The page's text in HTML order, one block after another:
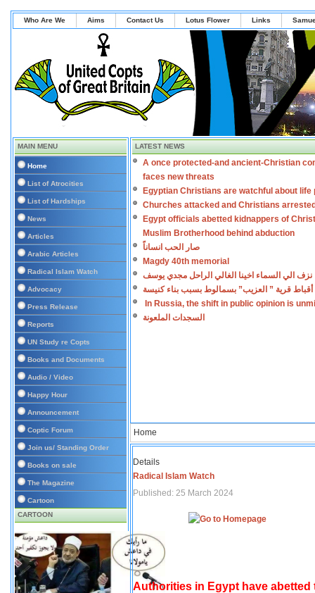
Who Are We Aims Contact Us Lotus Flower Links
MAIN MENU
Home
List of Atrocities
List of Hardships
News
Articles
Arabic Articles
Radical Islam Watch
Advocacy
Press Release
Reports
UN Study re Copts
Books and Documents
Audio / Video
Happy Hour
Announcement
Coptic Forum
Join us/ Standing Order
Books on sale
The Magazine
Cartoon
CARTOON
LATEST NEWS
A once protected-and ancient-Christian
faces new threats
Egyptian Christians are watchful about life
Churches attacked and Christians
Egypt officials abetted kidnappers of
Muslim Brotherhood behind abduction
صار الحب انساناً
Magdy 40th memorial
نزف الي السماء اخينا الغالي الراحل مجدي يوسف
أقباط قرية ” العزيب” بسمالوط بسبب بناء كنيسة
In Russia, the shift in public opinion is
السجدات الملعونة
Home
Details
Radical Islam Watch
Published: 25 March 2024
Authorities in Egypt have